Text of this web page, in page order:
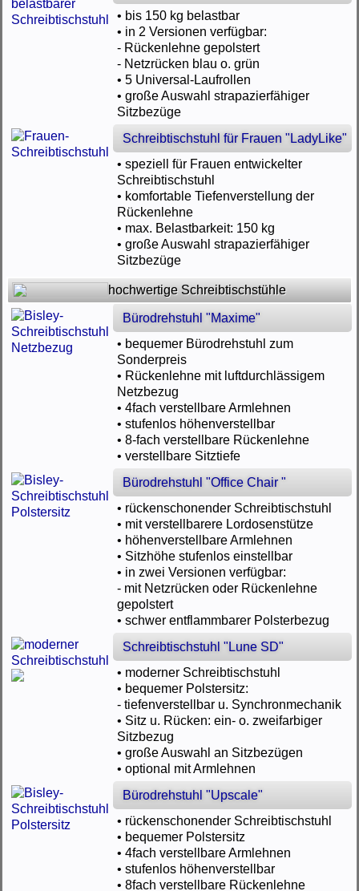
• bis 150 kg belastbar
• in 2 Versionen verfügbar:
- Rückenlehne gepolstert
- Netzrücken blau o. grün
• 5 Universal-Laufrollen
• große Auswahl strapazierfähiger
Sitzbezüge
Schreibtischstuhl für Frauen "LadyLike"
• speziell für Frauen entwickelter
Schreibtischstuhl
• komfortable Tiefenverstellung der
Rückenlehne
• max. Belastbarkeit: 150 kg
• große Auswahl strapazierfähiger
Sitzbezüge
hochwertige Schreibtischstühle
Bürodrehstuhl "Maxime"
• bequemer Bürodrehstuhl zum
Sonderpreis
• Rückenlehne mit luftdurchlässigem
Netzbezug
• 4fach verstellbare Armlehnen
• stufenlos höhenverstellbar
• 8-fach verstellbare Rückenlehne
• verstellbare Sitztiefe
Bürodrehstuhl "Office Chair "
• rückenschonender Schreibtischstuhl
• mit verstellbarere Lordosenstütze
• höhenverstellbare Armlehnen
• Sitzhöhe stufenlos einstellbar
• in zwei Versionen verfügbar:
- mit Netzrücken oder Rückenlehne
gepolstert
• schwer entflammbarer Polsterbezug
Schreibtischstuhl "Lune SD"
• moderner Schreibtischstuhl
• bequemer Polstersitz:
- tiefenverstellbar u. Synchronmechanik
• Sitz u. Rücken: ein- o. zweifarbiger
Sitzbezug
• große Auswahl an Sitzbezügen
• optional mit Armlehnen
Bürodrehstuhl "Upscale"
• rückenschonender Schreibtischstuhl
• bequemer Polstersitz
• 4fach verstellbare Armlehnen
• stufenlos höhenverstellbar
• 8fach verstellbare Rückenlehne